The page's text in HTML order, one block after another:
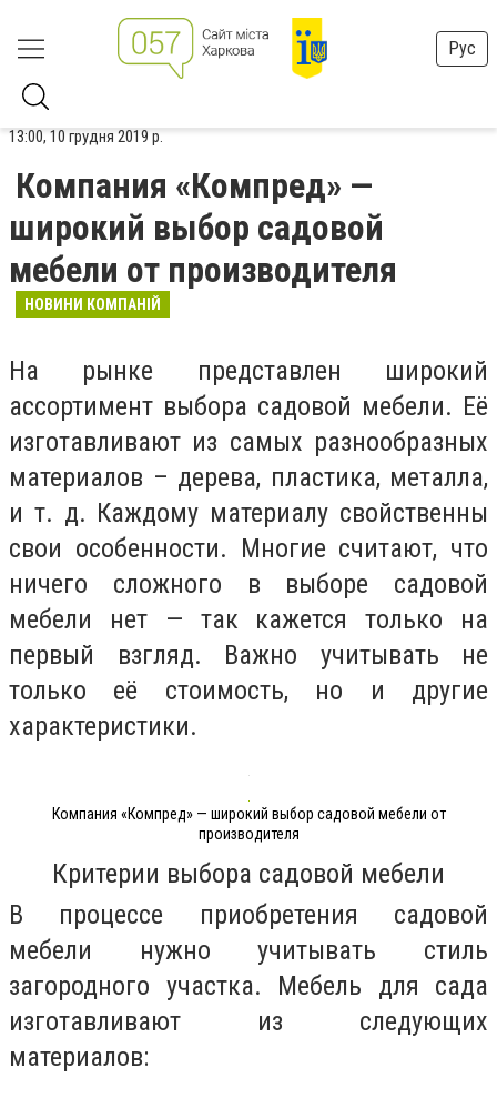
Рус
13:00, 10 грудня 2019 р.
Компания «Компред» —
широкий выбор садовой
мебели от производителя
НОВИНИ КОМПАНІЙ
На рынке представлен широкий
ассортимент выбора садовой мебели. Её
изготавливают из самых разнообразных
материалов – дерева, пластика, металла,
и т. д. Каждому материалу свойственны
свои особенности. Многие считают, что
ничего сложного в выборе садовой
мебели нет — так кажется только на
первый взгляд. Важно учитывать не
только её стоимость, но и другие
характеристики.
Компания «Компред» — широкий выбор садовой мебели от
производителя
Критерии выбора садовой мебели
В процессе приобретения садовой
мебели нужно учитывать стиль
загородного участка. Мебель для сада
изготавливают из следующих
материалов: